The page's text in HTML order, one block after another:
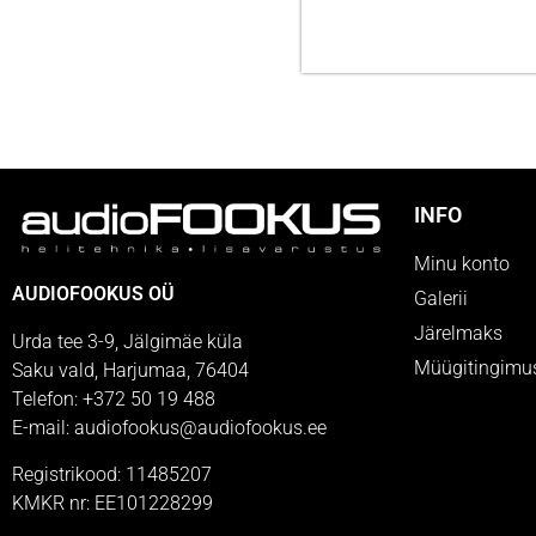
AUDIOFOOKUS OÜ
Urda tee 3-9, Jälgimäe küla
Saku vald, Harjumaa, 76404
Telefon: +372 50 19 488
E-mail: audiofookus@audiofookus.ee
Registrikood: 11485207
KMKR nr: EE101228299
INFO
Minu konto
Galerii
Järelmaks